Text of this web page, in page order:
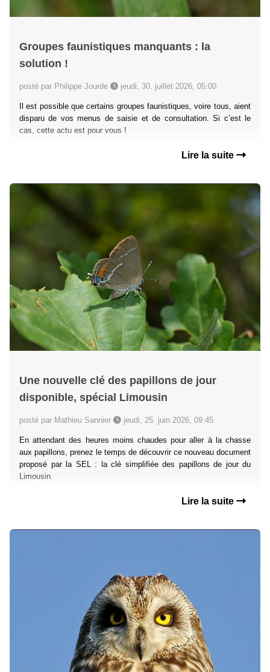
Groupes faunistiques manquants : la
solution !
posté par Philippe Jourde jeudi, 30. juillet 2026, 05:00
Il est possible que certains groupes faunistiques, voire tous, aient
disparu de vos menus de saisie et de consultation. Si c’est le
cas, cette actu est pour vous !
Lire la suite
Une nouvelle clé des papillons de jour
disponible, spécial Limousin
posté par Mathieu Sannier jeudi, 25. juin 2026, 09:45
En attendant des heures moins chaudes pour aller à la chasse
aux papillons, prenez le temps de découvrir ce nouveau document
proposé par la SEL : la clé simplifiée des papillons de jour du
Limousin.
Lire la suite